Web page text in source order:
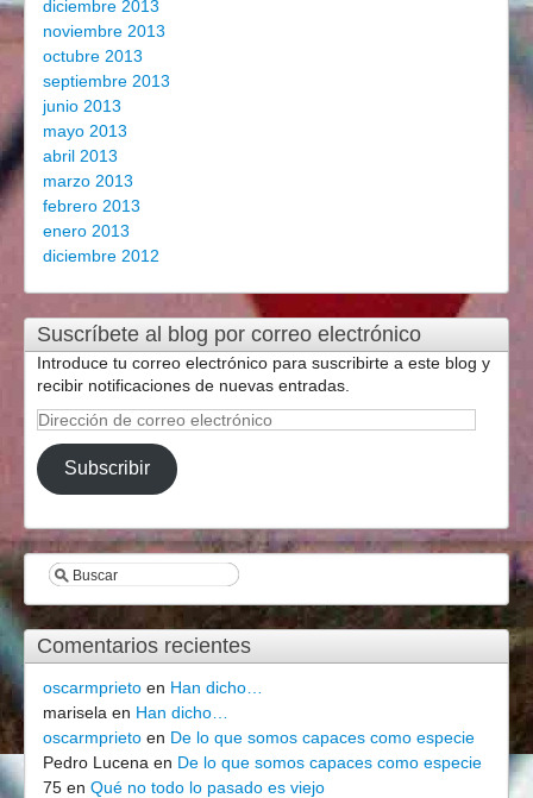
diciembre 2013
noviembre 2013
octubre 2013
septiembre 2013
junio 2013
mayo 2013
abril 2013
marzo 2013
febrero 2013
enero 2013
diciembre 2012
Suscríbete al blog por correo electrónico
Introduce tu correo electrónico para suscribirte a este blog y
recibir notificaciones de nuevas entradas.
Dirección
correo
electrónico
Subscribir
Comentarios recientes
oscarmprieto en Han dicho…
marisela en Han dicho…
oscarmprieto en De lo que somos capaces como especie
Pedro Lucena en De lo que somos capaces como especie
75 en Qué no todo lo pasado es viejo